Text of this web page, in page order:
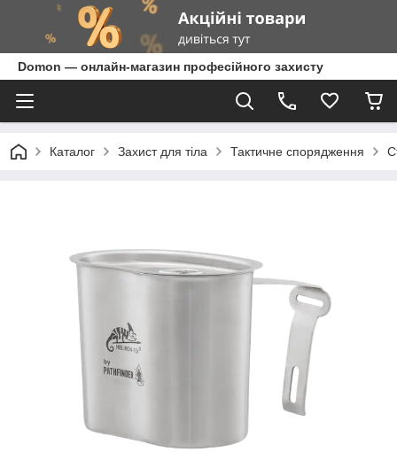
Domon — онлайн-магазин професійного захисту
Каталог Захист для тіла Тактичне спорядження